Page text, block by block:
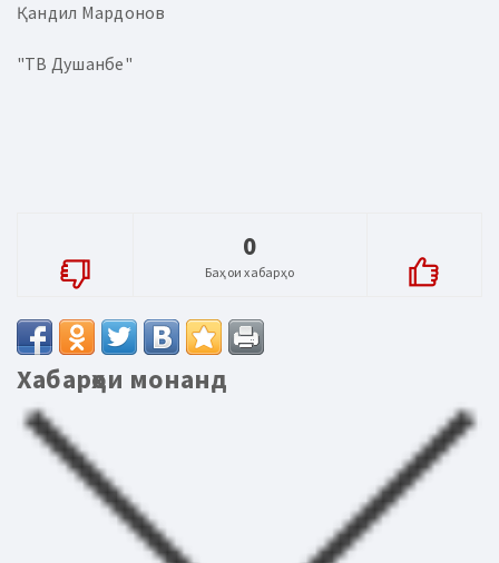
Қандил Мардонов
"ТВ Душанбе"
0
Баҳои хабарҳо
Хабарҳои монанд